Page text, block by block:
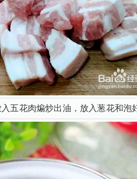
五花肉煸炒出油，放入葱花和泡